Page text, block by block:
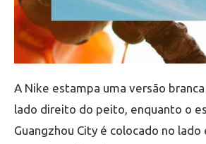
A Nike estampa uma versão
lado direito do peito, enquanto o
Guangzhou City é colocado no lado